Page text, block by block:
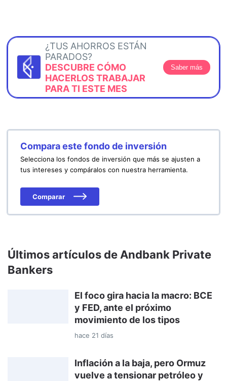
¿TUS AHORROS ESTÁN
PARADOS?
DESCUBRE CÓMO
HACERLOS TRABAJAR
PARA TI ESTE MES
Saber más
Compara este fondo de inversión
Selecciona los fondos de inversión que más se ajusten a
tus intereses y compáralos con nuestra herramienta.
Comparar
Últimos artículos de Andbank Private
Bankers
El foco gira hacia la macro: BCE
y FED, ante el próximo
movimiento de los tipos
hace 21 días
Inflación a la baja, pero Ormuz
vuelve a tensionar petróleo y